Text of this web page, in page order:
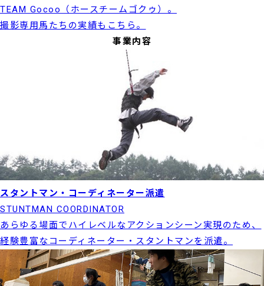
TEAM Gocoo（ホースチームゴクゥ）。
撮影専用馬たちの実績もこちら。
事業内容
スタントマン・コーディネーター派遣
STUNTMAN COORDINATOR
あらゆる場面でハイレベルなアクションシーン実現のため、
経験豊富なコーディネーター・スタントマンを派遣。